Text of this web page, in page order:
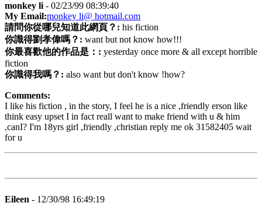
monkey li - 02/23/99 08:39:40
My Email:monkey li@ hotmail.com
請問你從哪兒知道此網頁？: his fiction
你識得劉孝偉嗎？: want but not know how!!!
你最喜歡他的作品是：: yesterday once more & all except horrible
fiction
你識得我嗎？: also want but don't know !how?
Comments:
I like his fiction , in the story, I feel he is a nice ,friendly erson like
think easy upset I in fact reall want to make friend with u & him
,canI? I'm 18yrs girl ,friendly ,christian reply me ok 31582405 wait
for u
Eileen - 12/30/98 16:49:19